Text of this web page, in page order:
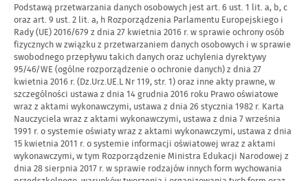
Podstawą przetwarzania danych osobowych jest art. 6 ust. 1 lit. a, b, c
oraz art. 9 ust. 2 lit. a, h Rozporządzenia Parlamentu Europejskiego i
Rady (UE) 2016/679 z dnia 27 kwietnia 2016 r. w sprawie ochrony osób
fizycznych w związku z przetwarzaniem danych osobowych i w sprawie
swobodnego przepływu takich danych oraz uchylenia dyrektywy
95/46/WE (ogólne rozporządzenie o ochronie danych) z dnia 27
kwietnia 2016 r. (Dz.Urz.UE.L Nr 119, str. 1) oraz inne akty prawne, w
szczególności ustawa z dnia 14 grudnia 2016 roku Prawo oświatowe
wraz z aktami wykonawczymi, ustawa z dnia 26 stycznia 1982 r. Karta
Nauczyciela wraz z aktami wykonawczymi, ustawa z dnia 7 września
1991 r. o systemie oświaty wraz z aktami wykonawczymi, ustawa z dnia
15 kwietnia 2011 r. o systemie informacji oświatowej wraz z aktami
wykonawczymi, w tym Rozporządzenie Ministra Edukacji Narodowej z
dnia 28 sierpnia 2017 r. w sprawie rodzajów innych form wychowania